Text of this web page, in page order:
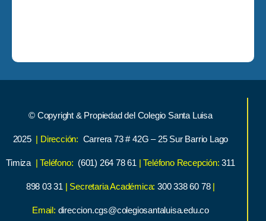
© Copyright & Propiedad del Colegio Santa Luisa
2025 | Dirección: Carrera 73 # 42G – 25 Sur Barrio Lago
Timiza | Teléfono: (601) 264 78 61 | Teléfono Recepción: 311
898 03 31 | Secretaria Académica:300 338 60 78 |
Email: direccion.cgs@colegiosantaluisa.edu.co